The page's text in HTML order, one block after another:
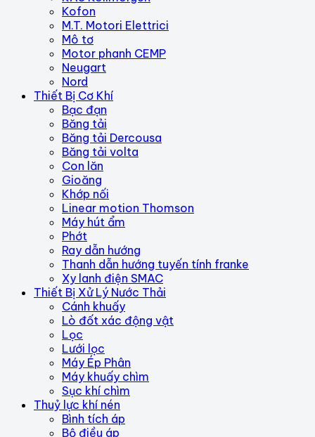
Kofon
M.T. Motori Elettrici
Mô tơ
Motor phanh CEMP
Neugart
Nord
Thiết Bị Cơ Khí
Bạc đạn
Băng tải
Băng tải Dercousa
Băng tải volta
Con lăn
Gioăng
Khớp nối
Linear motion Thomson
Máy hút ẩm
Phớt
Ray dẫn hướng
Thanh dẫn hướng tuyến tính franke
Xy lanh điện SMAC
Thiết Bị Xử Lý Nước Thải
Cánh khuấy
Lò đốt xác động vật
Lọc
Lưới lọc
Máy Ép Phân
Máy khuấy chìm
Sục khí chìm
Thuỷ lực khí nén
Bình tích áp
Bộ điều áp